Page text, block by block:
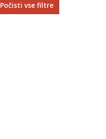
Počisti vse filtre